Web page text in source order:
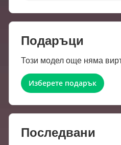
Подаръци
Този модел още няма
Изберете подарък
Последвани